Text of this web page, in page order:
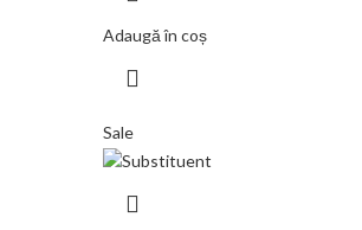
Adaugă în coș
Sale